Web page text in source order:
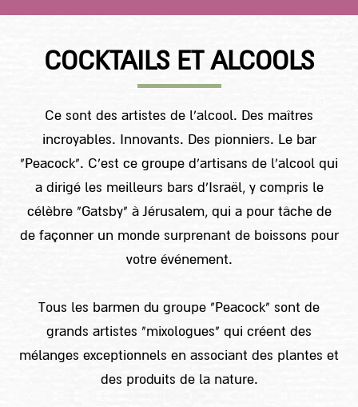
COCKTAILS ET ALCOOLS
Ce sont des artistes de l'alcool. Des maîtres
incroyables. Innovants. Des pionniers. Le bar
"Peacock". C'est ce groupe d'artisans de l'alcool qui
a dirigé les meilleurs bars d'Israël, y compris le
célèbre "Gatsby" à Jérusalem, qui a pour tâche de
de façonner un monde surprenant de boissons pour
votre événement.
Tous les barmen du groupe "Peacock" sont de
grands artistes "mixologues" qui créent des
mélanges exceptionnels en associant des plantes et
des produits de la nature.